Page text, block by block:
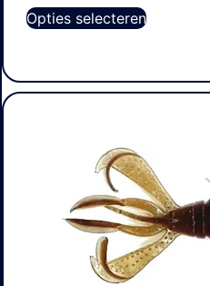
Opties selecteren